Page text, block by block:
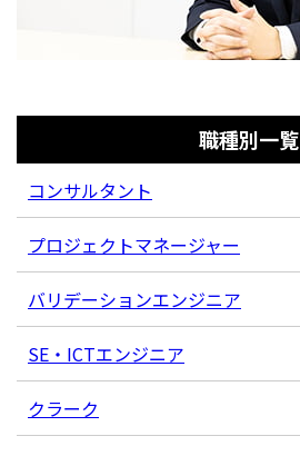
職種別一覧
コンサルタント
プロジェクトマネージャー
バリデーションエンジニア
SE・ICTエンジニア
クラーク